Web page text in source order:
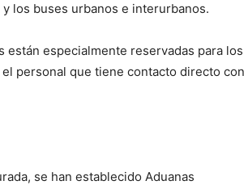
los buses urbanos e interurbanos.
están especialmente reservadas para los
personal que tiene contacto directo con
se han establecido Aduanas